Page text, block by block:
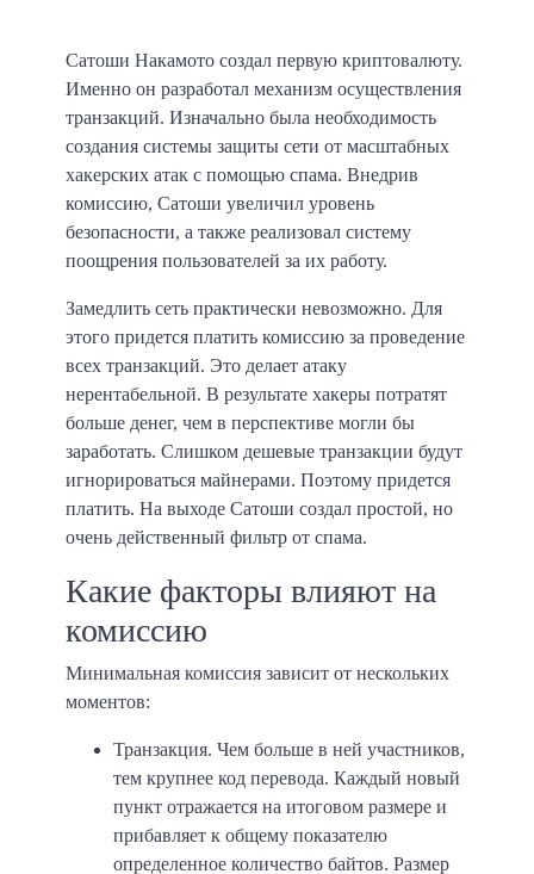
Сатоши Накамото создал первую криптовалюту.
Именно он разработал механизм осуществления
транзакций. Изначально была необходимость
создания системы защиты сети от масштабных
хакерских атак с помощью спама. Внедрив
комиссию, Сатоши увеличил уровень
безопасности, а также реализовал систему
поощрения пользователей за их работу.
Замедлить сеть практически невозможно. Для
этого придется платить комиссию за проведение
всех транзакций. Это делает атаку
нерентабельной. В результате хакеры потратят
больше денег, чем в перспективе могли бы
заработать. Слишком дешевые транзакции будут
игнорироваться майнерами. Поэтому придется
платить. На выходе Сатоши создал простой, но
очень действенный фильтр от спама.
Какие факторы влияют на
комиссию
Минимальная комиссия зависит от нескольких
моментов:
Транзакция. Чем больше в ней участников,
тем крупнее код перевода. Каждый новый
пункт отражается на итоговом размере и
прибавляет к общему показателю
определенное количество байтов. Размер